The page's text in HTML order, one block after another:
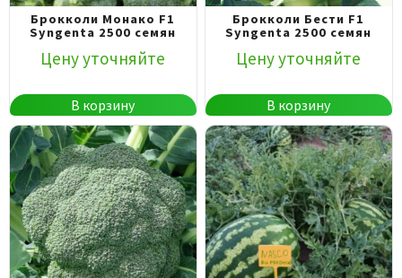
Брокколи Монако F1
Syngenta 2500 семян
Цену уточняйте
В корзину
Брокколи Бести F1
Syngenta 2500 семян
Цену уточняйте
В корзину